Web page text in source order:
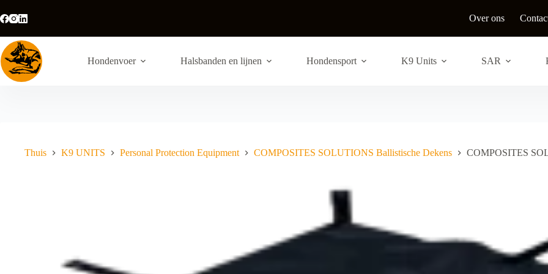
naar
de
inhoud
Over ons
Hondenvoer Halsbanden en lijnen Hondensport K9 Units SAR
Thuis K9 UNITS Personal Protection Equipment COMPOSITES SOLUTIONS Ballistische Dekens COMPOSITES